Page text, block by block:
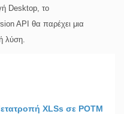
Desktop, το
API θα παρέχει μια
λύση.
XLSs σε POTM